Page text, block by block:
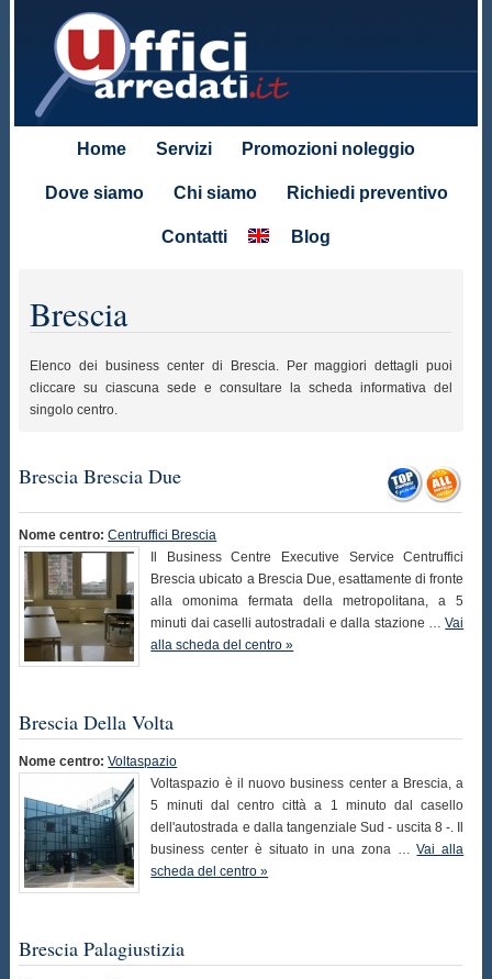
Home Servizi Promozioni noleggio
Dove siamo Chi siamo Richiedi preventivo
Contatti Blog
Brescia
Elenco dei business center di Brescia. Per maggiori dettagli puoi
cliccare su ciascuna sede e consultare la scheda informativa del
singolo centro.
Brescia Brescia Due
Nome centro: Centruffici Brescia
Il Business Centre Executive Service Centruffici
Brescia ubicato a Brescia Due, esattamente di fronte
alla omonima fermata della metropolitana, a 5
minuti dai caselli autostradali e dalla stazione …Vai
alla scheda del centro »
Brescia Della Volta
Nome centro: Voltaspazio
Voltaspazio è il nuovo business center a Brescia, a
5 minuti dal centro città a 1 minuto dal casello
dell'autostrada e dalla tangenziale Sud - uscita 8 -. Il
business center è situato in una zona …Vai alla
scheda del centro »
Brescia Palagiustizia